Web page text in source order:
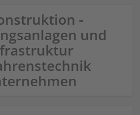
-
und